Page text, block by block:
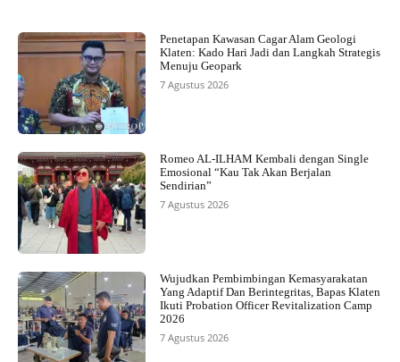
Penetapan Kawasan Cagar Alam Geologi
Klaten: Kado Hari Jadi dan Langkah Strategis
Menuju Geopark
7 Agustus 2026
Romeo AL-ILHAM Kembali dengan Single
Emosional “Kau Tak Akan Berjalan
Sendirian”
7 Agustus 2026
Wujudkan Pembimbingan Kemasyarakatan
Yang Adaptif Dan Berintegritas, Bapas Klaten
Ikuti Probation Officer Revitalization Camp
2026
7 Agustus 2026